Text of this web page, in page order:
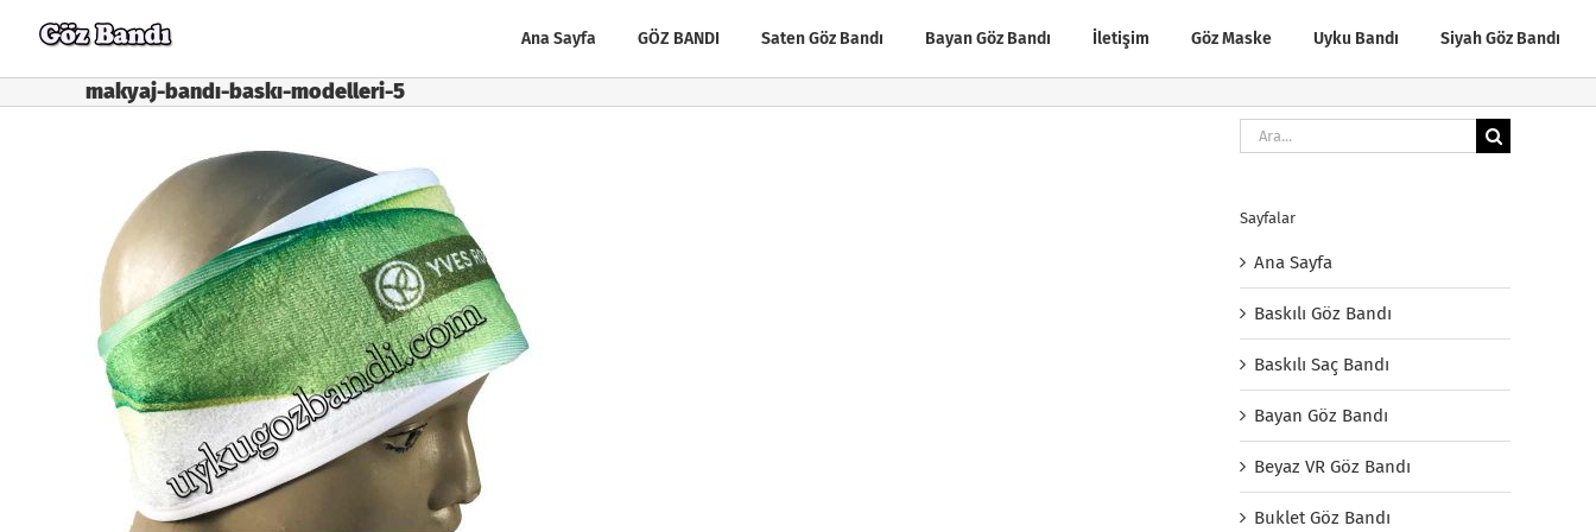
Ana Sayfa GÖZ BANDI Saten Göz Bandı Bayan Göz Bandı İletişim Göz Maske Uyku Bandı Siyah Göz Bandı
makyaj-bandı-baskı-modelleri-5
Ara:
Sayfalar
Ana Sayfa
Baskılı Göz Bandı
Baskılı Saç Bandı
Bayan Göz Bandı
Beyaz VR Göz Bandı
Buklet Göz Bandı